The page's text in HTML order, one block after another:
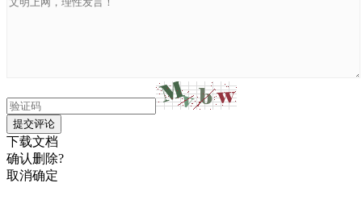
提交评论
下载文档
确认删除?
取消确定